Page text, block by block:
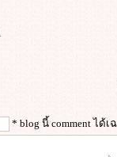
* blog นี้ comment ได้